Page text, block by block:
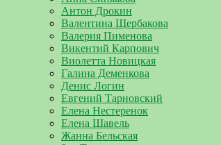
Антон Дрокин
Валентина Щербакова
Валерия Пименова
Викентий Карпович
Виолетта Новицкая
Галина Деменкова
Денис Логин
Евгений Тарновский
Елена Нестеренок
Елена Шавель
Жанна Бельская